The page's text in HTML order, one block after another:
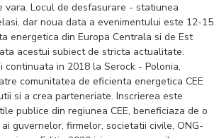
Locul de desfasurare - statiunea
dar noua data a evenimentului este 12-15
energetica din Europa Centrala si de Est
acestui subiect de stricta actualitate.
in 2018 la Serock - Polonia,
comunitatea de eficienta energetica CEE
si a crea parteneriate. Inscrierea este
publice din regiunea CEE, beneficiaza de o
guvernelor, firmelor, societatii civile, ONG-